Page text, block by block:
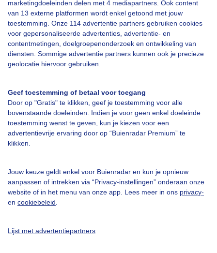
marketingdoeleinden delen met 4 mediapartners. Ook content
van 13 externe platformen wordt enkel getoond met jouw
toestemming. Onze 114 advertentie partners gebruiken cookies
voor gepersonaliseerde advertenties, advertentie- en
contentmetingen, doelgroepenonderzoek en ontwikkeling van
diensten. Sommige advertentie partners kunnen ook je precieze
geolocatie hiervoor gebruiken.
Geef toestemming of betaal voor toegang
Door op "Gratis" te klikken, geef je toestemming voor alle
bovenstaande doeleinden. Indien je voor geen enkel doeleinde
toestemming wenst te geven, kun je kiezen voor een
advertentievrije ervaring door op “Buienradar Premium” te
klikken.
Jouw keuze geldt enkel voor Buienradar en kun je opnieuw
aanpassen of intrekken via “Privacy-instellingen” onderaan onze
website of in het menu van onze app. Lees meer in ons privacy-
en cookiebeleid
Lijst met advertentiepartners
Een moment geduld aub...
Bedrijfsgegevens
Veelgestelde vragen
Contact
Gebruikersvoorwaarden
Adverteren
Buienradar Team
Cookie beleid